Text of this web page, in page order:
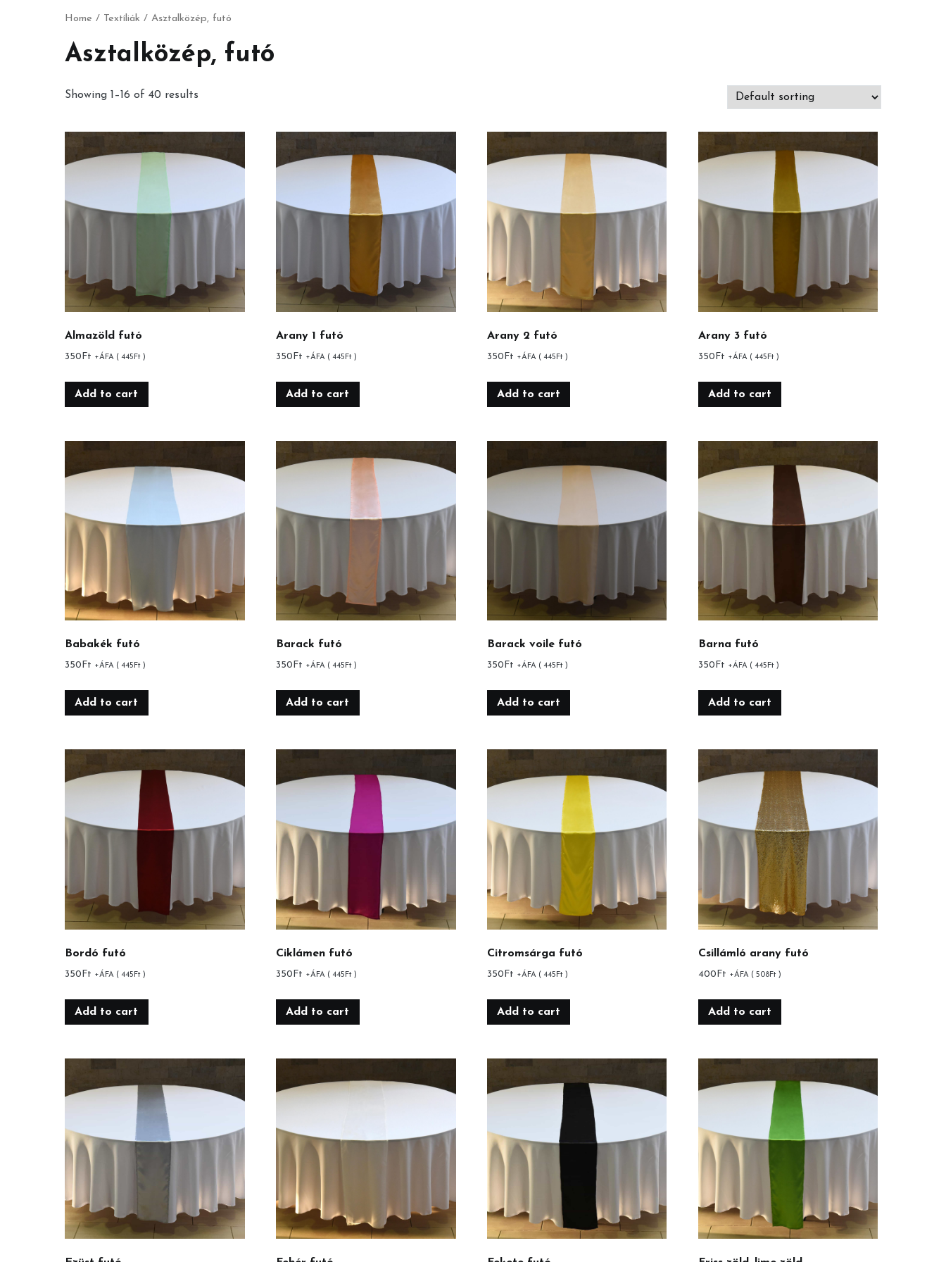
Home / Textíliák / Asztalközép, futó
Asztalközép, futó
Showing 1–16 of 40 results
Almazöld futó
350 Ft +ÁFA ( 445 Ft )
Add to cart
Arany 1 futó
350 Ft +ÁFA ( 445 Ft)
Add to cart
Arany 2 futó
350 Ft +ÁFA ( 445 Ft)
Add to cart
Arany 3 futó
350 Ft +ÁFA ( 445 Ft)
Add to cart
Babakék futó
350 Ft +ÁFA ( 445Ft )
Add to cart
Barack futó
350 Ft +ÁFA ( 445Ft)
Add to cart
Barack voile futó
350 Ft +ÁFA ( 445Ft)
Add to cart
Barna futó
350 Ft +ÁFA ( 445Ft)
Add to cart
Bordó futó
350 Ft +ÁFA ( 445 Ft )
Add to cart
Ciklámen futó
350 Ft +ÁFA ( 445 Ft)
Add to cart
Citromsárga futó
350 Ft +ÁFA ( 445 Ft)
Add to cart
Csillámló arany futó
400 Ft +ÁFA ( 508Ft)
Add to cart